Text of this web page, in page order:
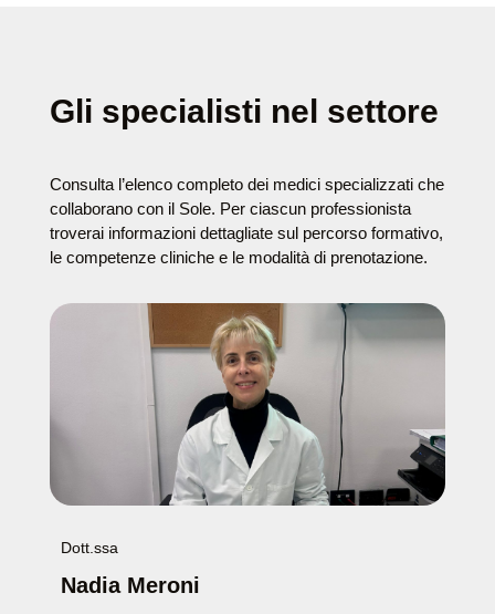
Gli specialisti nel settore
Consulta l’elenco completo dei medici specializzati che
collaborano con il Sole. Per ciascun professionista
troverai informazioni dettagliate sul percorso formativo,
le competenze cliniche e le modalità di prenotazione.
Dott.ssa
Nadia Meroni